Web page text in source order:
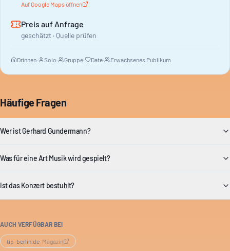
Auf Google Maps öffnen
Preis auf Anfrage
geschätzt · Quelle prüfen
Drinnen· Solo· Gruppe· Date· Erwachsenes Publikum
Häufige Fragen
Wer ist Gerhard Gundermann?
Was für eine Art Musik wird gespielt?
Ist das Konzert bestuhlt?
AUCH VERFÜGBAR BEI
tip-berlin.de· Magazin